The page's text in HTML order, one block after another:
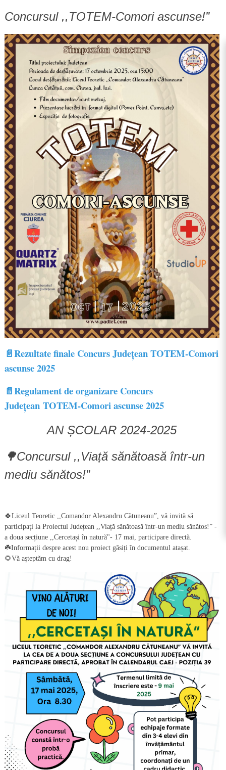
Concursul ,,TOTEM-Comori ascunse!”
📄Rezultate finale Concurs Județean TOTEM-Comori
ascunse 2025
📄Regulament de organizare Concurs
Județean TOTEM-Comori ascunse2025
AN ȘCOLAR 2024-2025
🌳Concursul ,,Viață sănătoasă într-un
mediu sănătos!”
🍀Liceul Teoretic ,,Comandor Alexandru Cătuneanu”, vă invită să
participați la Proiectul Județean ,,Viață sănătoasă într-un mediu sănătos!” -
a doua secțiune ,,Cercetași în natură"- 17 mai, participare directă.
☘️Informații despre acest nou proiect găsiți în documentul atașat.
🌻Vă așteptăm cu drag!